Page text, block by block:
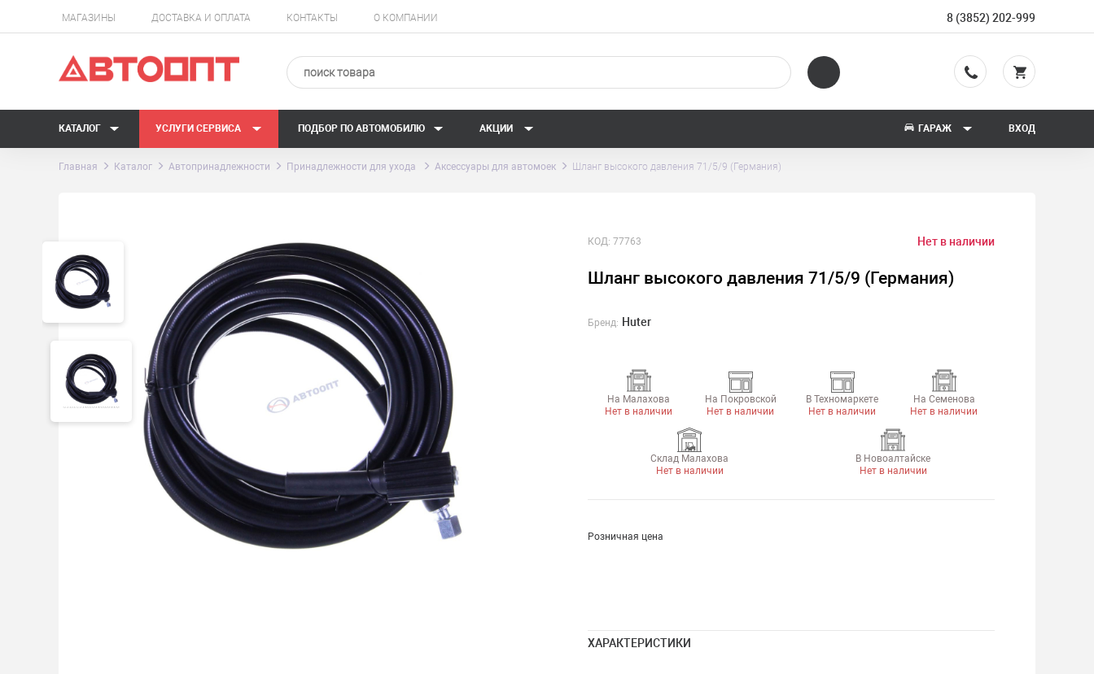
МАГАЗИНЫ ДОСТАВКА И ОПЛАТА КОНТАКТЫ О КОМПАНИИ 8 (3852) 202-999
КАТАЛОГ УСЛУГИ СЕРВИСА ПОДБОР ПО АВТОМОБИЛЮ АКЦИИ ГАРАЖ ВХОД
Главная Каталог Автопринадлежности Принадлежности для ухода Аксессуары для автомоек Шланг высокого давления 71/5/9 (Германия)
КОД: 77763 Нет в наличии
Шланг высокого давления 71/5/9 (Германия)
Бренд: Huter
На Малахова
Нет в наличии
На Покровской
Нет в наличии
В Техномаркете
Нет в наличии
На Семенова
Нет в наличии
Склад Малахова
Нет в наличии
В Новоалтайске
Нет в наличии
Розничная цена
ХАРАКТЕРИСТИКИ